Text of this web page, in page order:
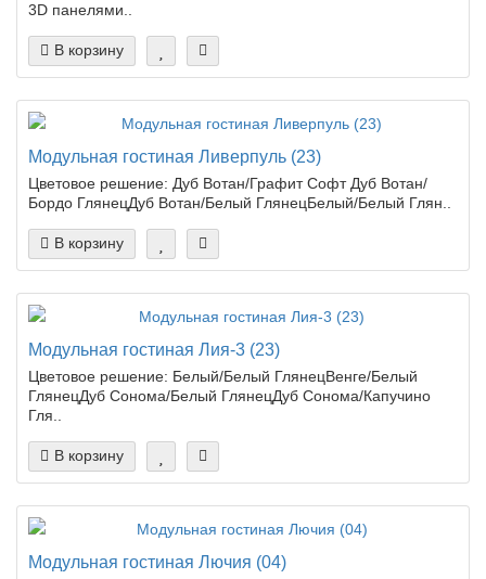
3D панелями..
В корзину
Модульная гостиная Ливерпуль (23)
Цветовое решение: Дуб Вотан/Графит Софт Дуб Вотан/
Бордо ГлянецДуб Вотан/Белый ГлянецБелый/Белый Глян..
В корзину
Модульная гостиная Лия-3 (23)
Цветовое решение: Белый/Белый ГлянецВенге/Белый
ГлянецДуб Сонома/Белый ГлянецДуб Сонома/Капучино
Гля..
В корзину
Модульная гостиная Лючия (04)